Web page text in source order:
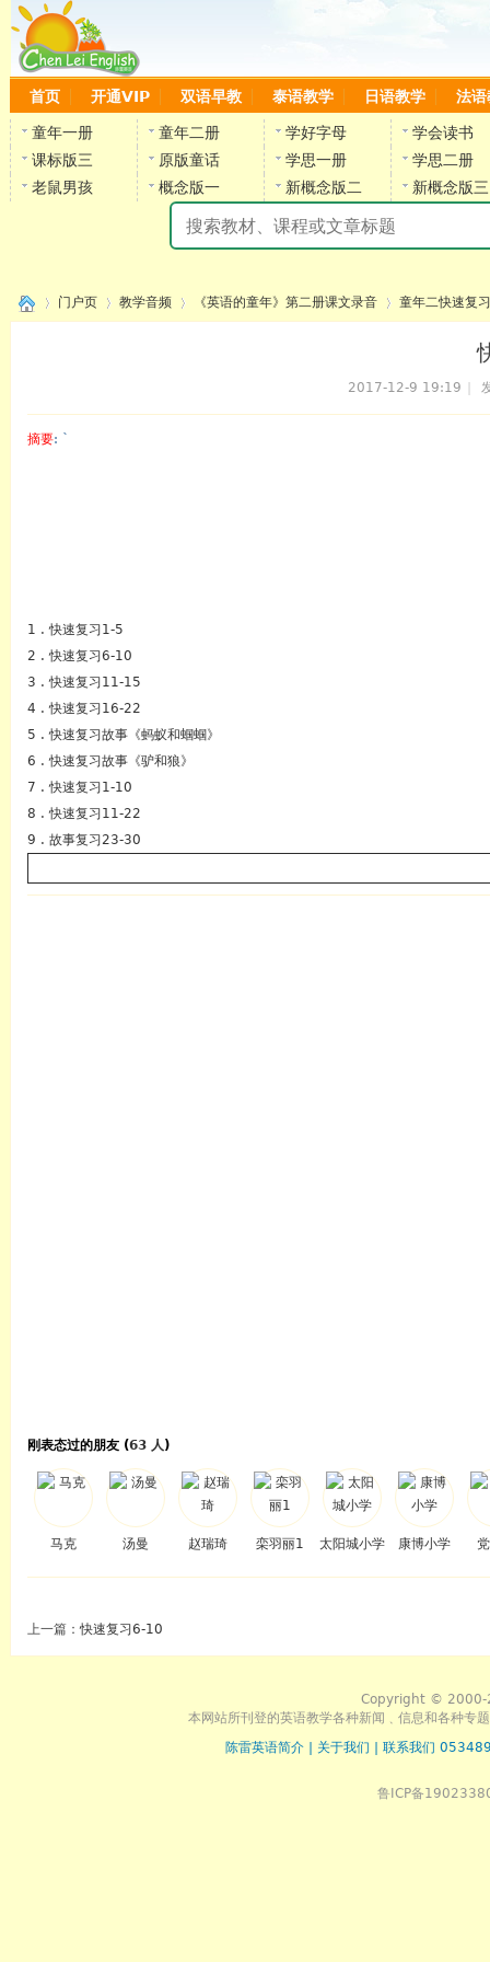
首页 开通VIP 双语早教 泰语教学 日语教学 法语
童年一册 童年二册 学好字母
学会读书
课标版三
原版童话 学思一册
学思二册
老鼠男孩
概念版一 新概念版二 新概念版三
英语
门户页 教学音频 《英语的童年》第二册课文录音
›
童年二快速复习
2017-12-9 19:19
摘要: `
1 . 快速复习1-5
2 . 快速复习6-10
3 . 快速复习11-15
4 . 快速复习16-22
5 . 快速复习故事《蚂蚁和蝈蝈》
6 . 快速复习故事《驴和狼》
7 . 快速复习1-10
8 . 快速复习11-22
9 . 故事复习23-30
刚表态过的朋友 (63 人)
马克 汤曼 赵瑞琦 栾羽丽1 太阳城小学 康博小学
上一篇：快速复习6-10
Copyright © 2000-
本网站所刊登的英语教学各种新闻﹑信息和各种专
陈雷英语简介
关于我们 联系我们
鲁ICP备